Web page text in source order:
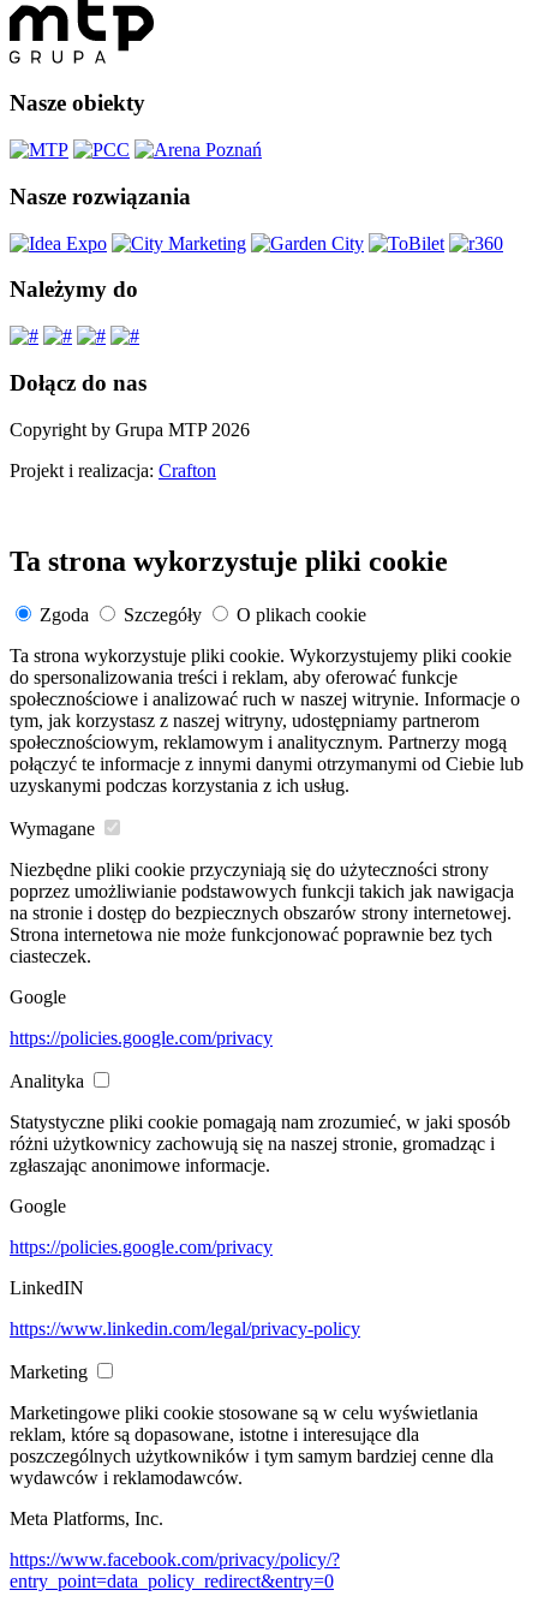
Nasze obiekty
Nasze rozwiązania
Należymy do
Dołącz do nas
Copyright by Grupa MTP 2026
Projekt i realizacja: Crafton
Ta strona wykorzystuje pliki cookie
Zgoda Szczegóły
O plikach cookie
Ta strona wykorzystuje pliki cookie. Wykorzystujemy pliki cookie
do spersonalizowania treści i reklam, aby oferować funkcje
społecznościowe i analizować ruch w naszej witrynie. Informacje o
tym, jak korzystasz z naszej witryny, udostępniamy partnerom
społecznościowym, reklamowym i analitycznym. Partnerzy mogą
połączyć te informacje z innymi danymi otrzymanymi od Ciebie lub
uzyskanymi podczas korzystania z ich usług.
Wymagane
Niezbędne pliki cookie przyczyniają się do użyteczności strony
poprzez umożliwianie podstawowych funkcji takich jak nawigacja
na stronie i dostęp do bezpiecznych obszarów strony internetowej.
Strona internetowa nie może funkcjonować poprawnie bez tych
ciasteczek.
Google
https://policies.google.com/privacy
Analityka
Statystyczne pliki cookie pomagają nam zrozumieć, w jaki sposób
różni użytkownicy zachowują się na naszej stronie, gromadząc i
zgłaszając anonimowe informacje.
Google
https://policies.google.com/privacy
LinkedIN
https://www.linkedin.com/legal/privacy-policy
Marketing
Marketingowe pliki cookie stosowane są w celu wyświetlania
reklam, które są dopasowane, istotne i interesujące dla
poszczególnych użytkowników i tym samym bardziej cenne dla
wydawców i reklamodawców.
Meta Platforms, Inc.
https://www.facebook.com/privacy/policy/?
entry_point=data_policy_redirect&entry=0